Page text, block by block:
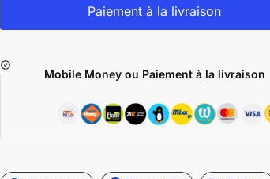
Paiement à la livraison
Mobile Money ou Paiement à la livraison